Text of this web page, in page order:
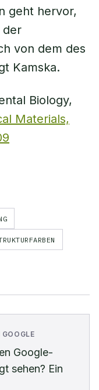
geht hervor,
der
von dem des
Kamska.
Biology,
Materials,
GOOGLE
Google-
sehen? Ein